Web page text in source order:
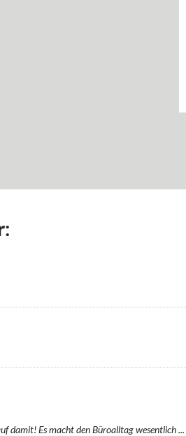
damit! Es macht den Büroalltag wesentlich ...